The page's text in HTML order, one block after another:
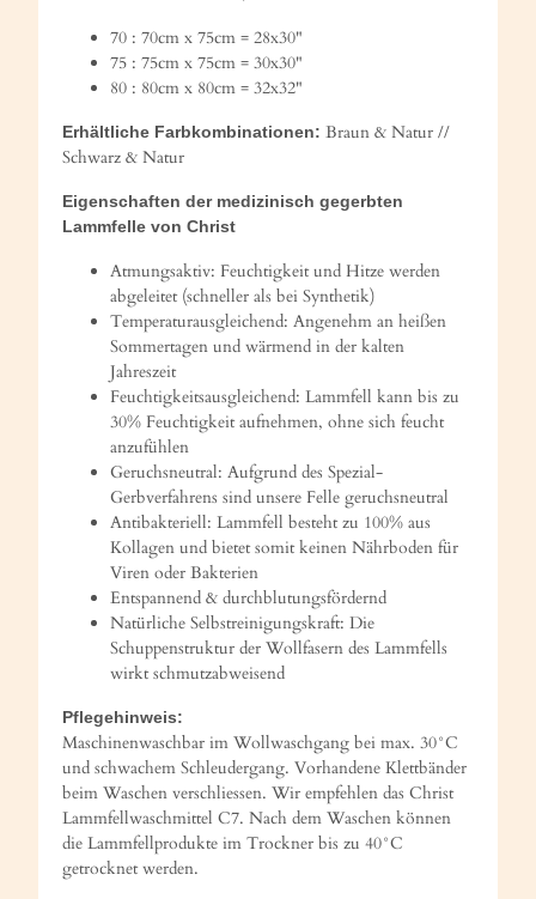
70 : 70cm x 75cm = 28x30"
75 : 75cm x 75cm = 30x30"
80 : 80cm x 80cm = 32x32"
Erhältliche Farbkombinationen: Braun & Natur //
Schwarz & Natur
Eigenschaften der medizinisch gegerbten
Lammfelle von Christ
Atmungsaktiv: Feuchtigkeit und Hitze werden
abgeleitet (schneller als bei Synthetik)
Temperaturausgleichend: Angenehm an heißen
Sommertagen und wärmend in der kalten
Jahreszeit
Feuchtigkeitsausgleichend: Lammfell kann bis zu
30% Feuchtigkeit aufnehmen, ohne sich feucht
anzufühlen
Geruchsneutral: Aufgrund des Spezial-
Gerbverfahrens sind unsere Felle geruchsneutral
Antibakteriell: Lammfell besteht zu 100% aus
Kollagen und bietet somit keinen Nährboden für
Viren oder Bakterien
Entspannend & durchblutungsfördernd
Natürliche Selbstreinigungskraft: Die
Schuppenstruktur der Wollfasern des Lammfells
wirkt schmutzabweisend
Pflegehinweis:
Maschinenwaschbar im Wollwaschgang bei max. 30°C
und schwachem Schleudergang. Vorhandene Klettbänder
beim Waschen verschliessen. Wir empfehlen das Christ
Lammfellwaschmittel C7. Nach dem Waschen können
die Lammfellprodukte im Trockner bis zu 40°C
getrocknet werden.